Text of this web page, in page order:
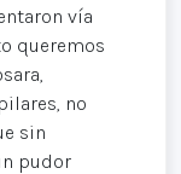
vía
queremos
no
sin
pudor